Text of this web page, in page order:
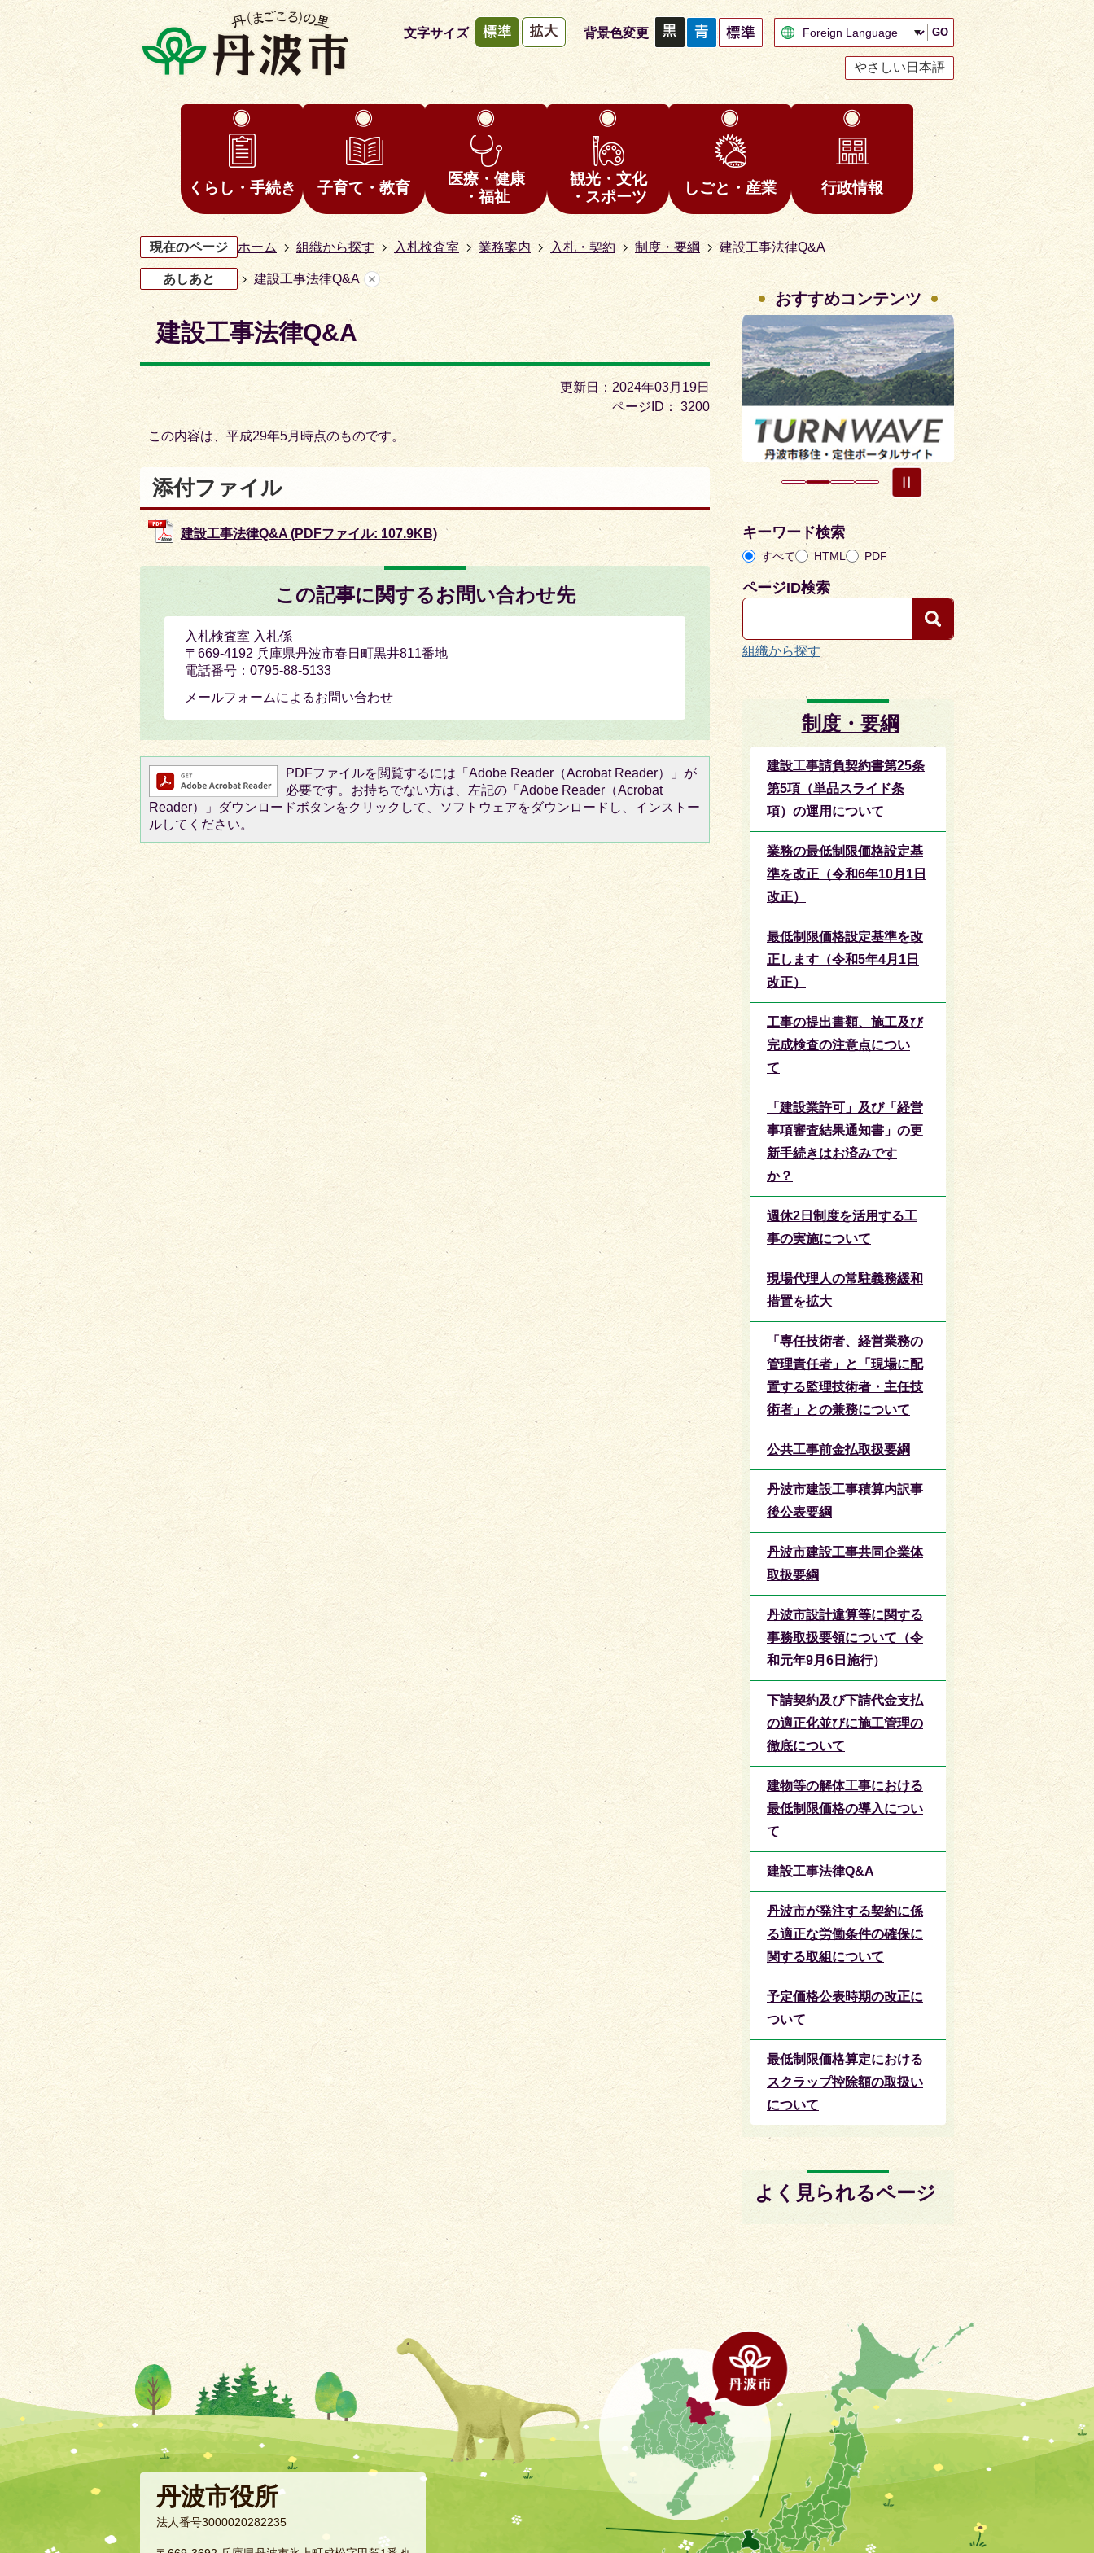
文字サイズ 背景色変更 GO
やさしい日本語
くらし・手続き 子育て・教育
医療・健康
・福祉
観光・文化
・スポーツ
しごと・産業 行政情報
現在のページ ホーム 組織から探す 入札検査室 業務案内 入札・契約 制度・要綱 建設工事法律Q&A
あしあと 建設工事法律Q&A
建設工事法律Q&A
更新日：2024年03月19日
ページID：
3200
この内容は、平成29年5月時点のものです。
添付ファイル
建設工事法律Q&A (PDFファイル: 107.9KB)
この記事に関するお問い合わせ先
入札検査室 入札係
〒669-4192 兵庫県丹波市春日町黒井811番地
電話番号：0795-88-5133
メールフォームによるお問い合わせ
PDFファイルを閲覧するには「Adobe Reader（Acrobat Reader）」が
必要です。お持ちでない方は、左記の「Adobe Reader（Acrobat
Reader）」ダウンロードボタンをクリックして、ソフトウェアをダウンロードし、インストー
ルしてください。
おすすめコンテンツ
目
ラ
4
目
ス
ラ
1
枚
2
枚
目
の
イ
ド
枚
目
の
イ
キーワード検索
すべて HTML PDF
ページID検索
組織から探す
制度・要綱
建設工事請負契約書第25条
第5項（単品スライド条
項）の運用について
業務の最低制限価格設定基
準を改正（令和6年10月1日
改正）
最低制限価格設定基準を改
正します（令和5年4月1日
改正）
工事の提出書類、施工及び
完成検査の注意点につい
て
「建設業許可」及び「経営
事項審査結果通知書」の更
新手続きはお済みです
か？
週休2日制度を活用する工
事の実施について
現場代理人の常駐義務緩和
措置を拡大
「専任技術者、経営業務の
管理責任者」と「現場に配
置する監理技術者・主任技
術者」との兼務について
公共工事前金払取扱要綱
丹波市建設工事積算内訳事
後公表要綱
丹波市建設工事共同企業体
取扱要綱
丹波市設計違算等に関する
事務取扱要領について（令
和元年9月6日施行）
下請契約及び下請代金支払
の適正化並びに施工管理の
徹底について
建物等の解体工事における
最低制限価格の導入につい
て
建設工事法律Q&A
丹波市が発注する契約に係
る適正な労働条件の確保に
関する取組について
予定価格公表時期の改正に
ついて
最低制限価格算定における
スクラップ控除額の取扱い
について
よく見られるページ
丹波市役所
法人番号3000020282235